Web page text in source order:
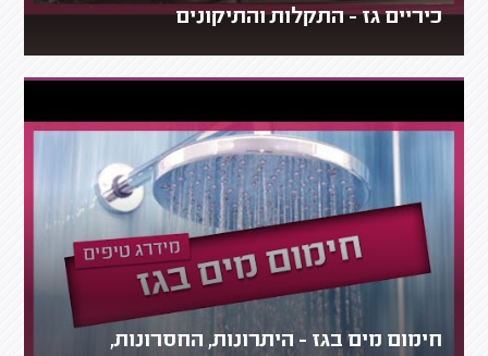
כיריים גז - התקלות והתיקונים
חימום מים בגז - היתרונות, החסרונות,